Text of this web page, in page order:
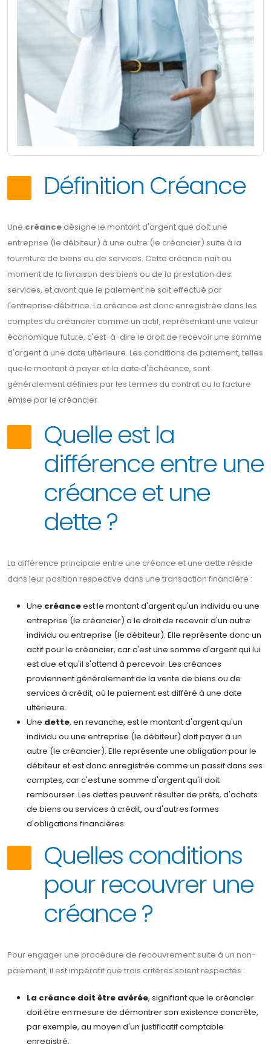
Définition Créance
Une créance désigne le montant d'argent que doit une
entreprise (le débiteur) à une autre (le créancier) suite à la
fourniture de biens ou de services. Cette créance naît au
moment de la livraison des biens ou de la prestation des
services, et avant que le paiement ne soit effectué par
l'entreprise débitrice. La créance est donc enregistrée dans les
comptes du créancier comme un actif, représentant une valeur
économique future, c'est-à-dire le droit de recevoir une somme
d'argent à une date ultérieure. Les conditions de paiement, telles
que le montant à payer et la date d'échéance, sont
généralement définies par les termes du contrat ou la facture
émise par le créancier.
Quelle est la
différence entre une
créance et une
dette ?
La différence principale entre une créance et une dette réside
dans leur position respective dans une transaction financière :
Une créanceest le montant d'argent qu'un individu ou une
entreprise (le créancier) a le droit de recevoir d'un autre
individu ou entreprise (le débiteur). Elle représente donc un
actif pour le créancier, car c'est une somme d'argent qui lui
est due et qu'il s'attend à percevoir. Les créances
proviennent généralement de la vente de biens ou de
services à crédit, où le paiement est différé à une date
ultérieure.
Une dette, en revanche, est le montant d'argent qu'un
individu ou une entreprise (le débiteur) doit payer à un
autre (le créancier). Elle représente une obligation pour le
débiteur et est donc enregistrée comme un passif dans ses
comptes, car c'est une somme d'argent qu'il doit
rembourser. Les dettes peuvent résulter de prêts, d'achats
de biens ou services à crédit, ou d'autres formes
d'obligations financières.
Quelles conditions
pour recouvrer une
créance ?
Pour engager une procédure de recouvrement suite à un non-
paiement, il est impératif que trois critères soient respectés :
La créance doit être avérée, signifiant que le créancier
doit être en mesure de démontrer son existence concrète,
par exemple, au moyen d'un justificatif comptable
enregistré.